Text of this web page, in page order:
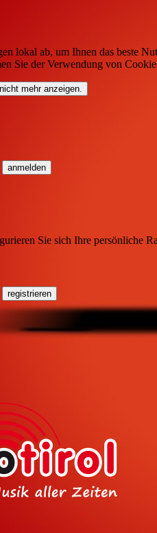
lokal ab, um Ihnen das beste
Sie der Verwendung von
mehr anzeigen.
Sie sich Ihre persönliche